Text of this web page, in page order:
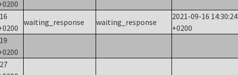
waiting_response waiting_response
2021-09-16 14:30:24
+0200